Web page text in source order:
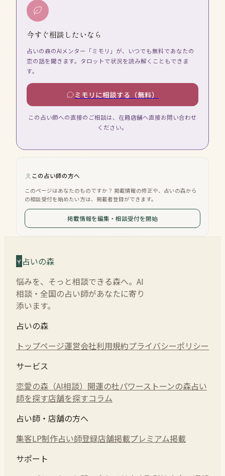
今すぐ相談したいなら
占いの森のAIメンター「ミモリ」が、いつでも無料であなたの
恋の話を聞きます。タロットで状況を読み解くこともできま
す。
ミモリに相談する（無料）
この占い師への直接のご相談は、在籍店舗へ直接お問い合わせ
ください。
この占い師の方へ
このページはあなたのものですか？ 掲載情報の修正や、占いの森から
の相談受付を始めたい方は、掲載者登録ができます。
掲載情報を編集・相談受付を開始
占いの森
悩みを、そっと相談できる森へ。AI
相談・全国の占い師があなたに寄り
添います。
占いの森
トップページ運営会社利用規約プライバシーポリシー
サービス
恋愛の森（AI相談） 開運の杜パワーストーンの森占い
師を探す店舗を探すコラム
占い師・店舗の方へ
集客LP制作占い師登録店舗掲載プレミアム掲載
サポート